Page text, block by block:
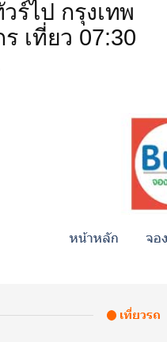
ร์ไป กรุงเทพ
เที่ยว 07:30